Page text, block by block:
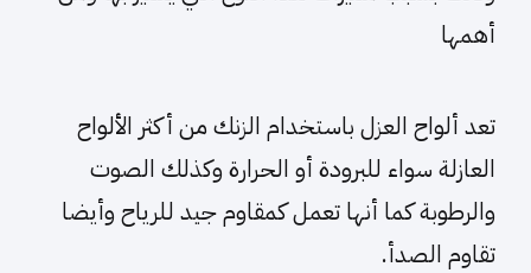
أهمها
تعد ألواح العزل باستخدام الزنك من أكثر الألواح
العازلة سواء للبرودة أو الحرارة وكذلك الصوت
والرطوبة كما أنها تعمل كمقاوم جيد للرياح وأيضا
تقاوم الصدأ.